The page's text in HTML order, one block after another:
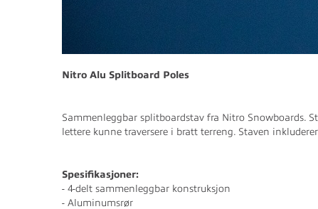
Nitro Alu Splitboard Poles
Sammenleggbar splitboardstav fra Nitro Snowboards.
lettere kunne traversere i bratt terreng. Staven
Spesifikasjoner:
- 4-delt sammenleggbar konstruksjon
- Aluminumsrør